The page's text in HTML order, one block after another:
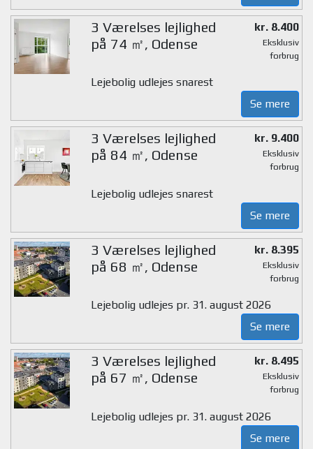
3 Værelses lejlighed
på 74 ㎡, Odense
kr. 8.400
Eksklusiv
forbrug
Lejebolig udlejes snarest
Se mere
3 Værelses lejlighed
på 84 ㎡, Odense
kr. 9.400
Eksklusiv
forbrug
Lejebolig udlejes snarest
Se mere
3 Værelses lejlighed
på 68 ㎡, Odense
kr. 8.395
Eksklusiv
forbrug
Lejebolig udlejes pr. 31. august 2026
Se mere
3 Værelses lejlighed
på 67 ㎡, Odense
kr. 8.495
Eksklusiv
forbrug
Lejebolig udlejes pr. 31. august 2026
Se mere